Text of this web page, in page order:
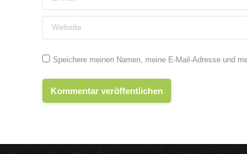
Website
Speichere meinen Namen, meine E-Mail-Adresse und
Kommentar veröffentlichen